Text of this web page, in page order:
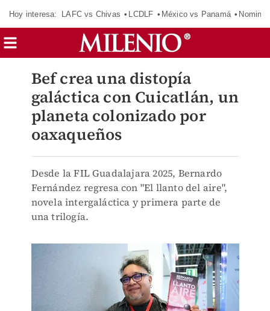
Hoy interesa: LAFC vs Chivas LCDLF México vs Panamá
Bef crea una distopía
galáctica con Cuicatlán, un
planeta colonizado por
oaxaqueños
Desde la FIL Guadalajara 2025, Bernardo
Fernández regresa con "El llanto del aire",
novela intergaláctica y primera parte de
una trilogía.